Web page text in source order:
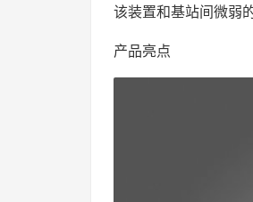
该装置和基站间微弱
产品亮点